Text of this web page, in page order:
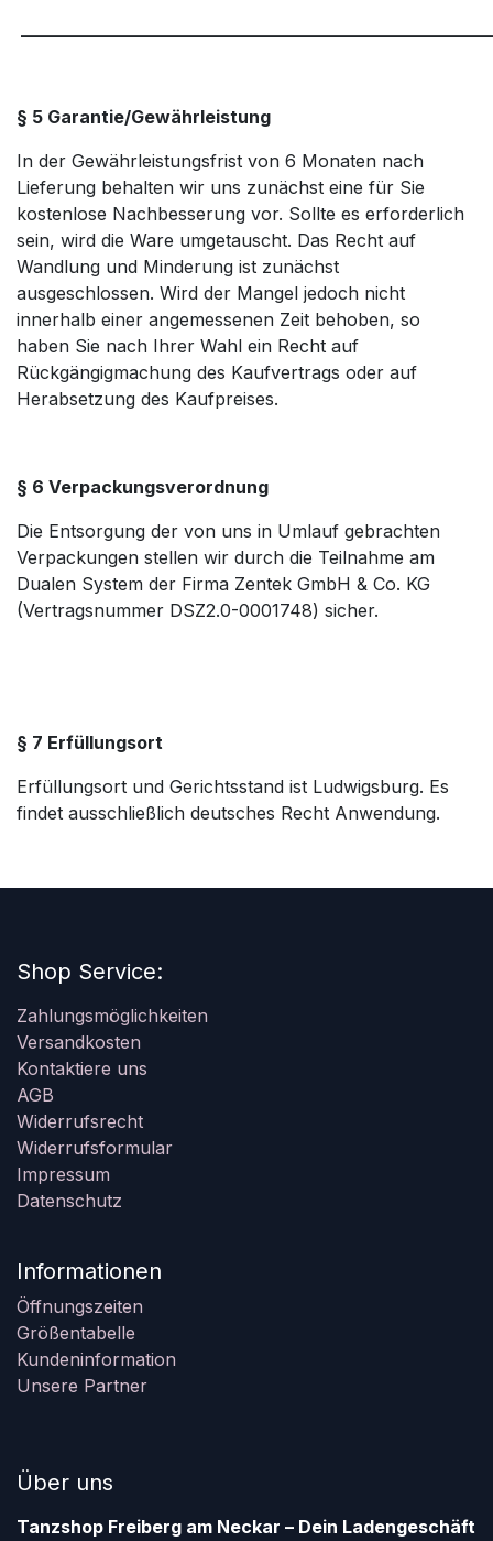
§ 5 Garantie/Gewährleistung
In der Gewährleistungsfrist von 6 Monaten nach
Lieferung behalten wir uns zunächst eine für Sie
kostenlose Nachbesserung vor. Sollte es erforderlich
sein, wird die Ware umgetauscht. Das Recht auf
Wandlung und Minderung ist zunächst
ausgeschlossen. Wird der Mangel jedoch nicht
innerhalb einer angemessenen Zeit behoben, so
haben Sie nach Ihrer Wahl ein Recht auf
Rückgängigmachung des Kaufvertrags oder auf
Herabsetzung des Kaufpreises.
§ 6 Verpackungsverordnung
Die Entsorgung der von uns in Umlauf gebrachten
Verpackungen stellen wir durch die Teilnahme am
Dualen System der Firma Zentek GmbH & Co. KG
(Vertragsnummer DSZ2.0-0001748) sicher.
§ 7 Erfüllungsort
Erfüllungsort und Gerichtsstand ist Ludwigsburg. Es
findet ausschließlich deutsches Recht Anwendung.
Shop Service:
Zahlungsmöglichkeiten
Versandkosten
Kontaktiere uns
AGB
Widerrufsrecht
Widerrufsformular
Impressum
Datenschutz
Informationen
Öffnungszeiten
Größentabelle
Kundeninformation
Unsere Partner
Über uns
Tanzshop Freiberg am Neckar – Dein Ladengeschäft